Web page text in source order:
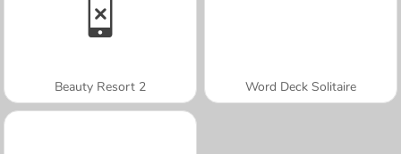
Beauty Resort 2 Word Deck Solitaire